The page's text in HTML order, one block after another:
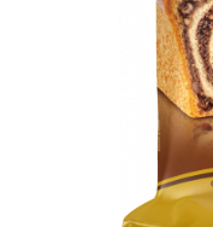
Cozonac Imperial
Creme tartinabile
Prajituri artizanale